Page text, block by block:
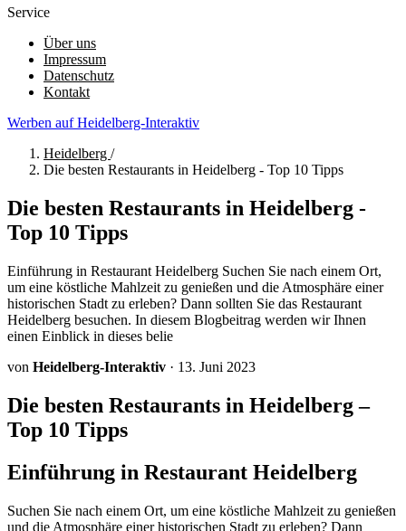
Service
Über uns
Impressum
Datenschutz
Kontakt
Werben auf Heidelberg-Interaktiv
Heidelberg /
Die besten Restaurants in Heidelberg - Top 10 Tipps
Die besten Restaurants in Heidelberg -
Top 10 Tipps
Einführung in Restaurant Heidelberg Suchen Sie nach einem Ort,
um eine köstliche Mahlzeit zu genießen und die Atmosphäre einer
historischen Stadt zu erleben? Dann sollten Sie das Restaurant
Heidelberg besuchen. In diesem Blogbeitrag werden wir Ihnen
einen Einblick in dieses belie
von Heidelberg-Interaktiv · 13. Juni 2023
Die besten Restaurants in Heidelberg –
Top 10 Tipps
Einführung in Restaurant Heidelberg
Suchen Sie nach einem Ort, um eine köstliche Mahlzeit zu genießen
und die Atmosphäre einer historischen Stadt zu erleben? Dann